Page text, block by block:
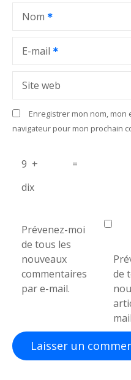
t
i
Nom
E-mail
Site web
Enregistrer mon nom, mon
navigateur pour mon prochain
9 +
=
dix
Prévenez-moi
de tous les
nouveaux
commentaires
par e-mail.
de